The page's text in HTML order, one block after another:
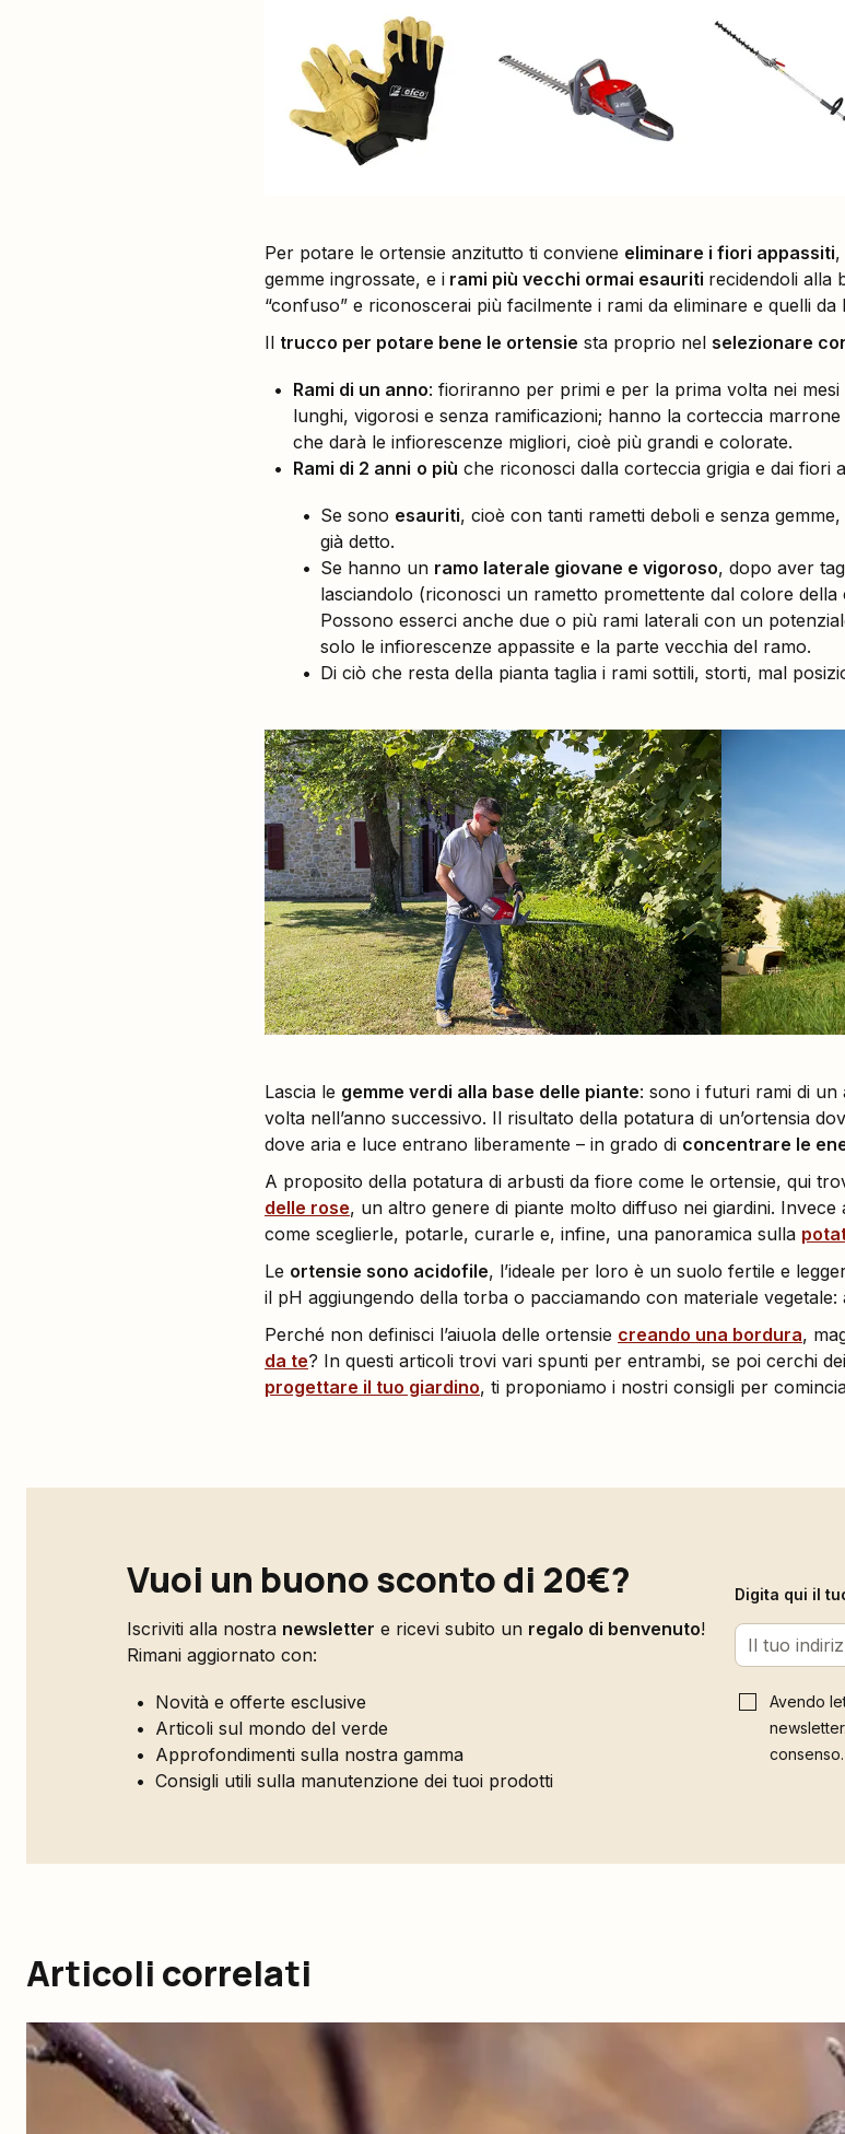
Per potare le ortensie anzitutto ti conviene eliminare i fiori appassiti,
gemme ingrossate, e i rami più vecchi ormai esauriti recidendoli alla
“confuso” e riconoscerai più facilmente i rami da eliminare e quelli da
Il trucco per potare bene le ortensie sta proprio nel selezionare
Rami di un anno: fioriranno per primi e per la prima volta nei
lunghi, vigorosi e senza ramificazioni; hanno la corteccia
che darà le infiorescenze migliori, cioè più grandi e colorate.
Rami di 2 anni o più che riconosci dalla corteccia grigia e dai fiori
Se sono esauriti, cioè con tanti rametti deboli e senza
già detto.
Se hanno un ramo laterale giovane e vigoroso, dopo aver
lasciandolo (riconosci un rametto promettente dal colore della
Possono esserci anche due o più rami laterali con un
solo le infiorescenze appassite e la parte vecchia del ramo.
Di ciò che resta della pianta taglia i rami sottili, storti, mal
Lascia le gemme verdi alla base delle piante: sono i futuri rami di
volta nell’anno successivo. Il risultato della potatura di un’ortensia
dove aria e luce entrano liberamente – in grado di concentrare le
A proposito della potatura di arbusti da fiore come le ortensie, qui
delle rose, un altro genere di piante molto diffuso nei giardini. Invece
come sceglierle, potarle, curarle e, infine, una panoramica sulla
Le ortensie sono acidofile, l’ideale per loro è un suolo fertile e
il pH aggiungendo della torba o pacciamando con materiale
Perché non definisci l’aiuola delle ortensie creando una bordura,
da te? In questi articoli trovi vari spunti per entrambi, se poi cerchi
progettare il tuo giardino, ti proponiamo i nostri consigli per
Vuoi un buono sconto di 20€?
Iscriviti alla nostra newsletter e ricevi subito un regalo di benvenuto!
Rimani aggiornato con:
Novità e offerte esclusive
Articoli sul mondo del verde
Approfondimenti sulla nostra gamma
Consigli utili sulla manutenzione dei tuoi prodotti
Digita qui il
Avendo
consenso.
Articoli correlati